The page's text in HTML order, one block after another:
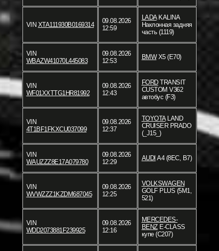
VIN XTA111930B0169314
09.08.2026
12:59
LADAKALINA
Наклонная задняя
часть (1119)
VIN
WBAZW41070L445083
09.08.2026
12:53
BMWX5 (E70)
VIN
WF01XXTTG1HR81992
09.08.2026
12:43
FORDTRANSIT
CUSTOM V362
автобус (F3)
VIN
4T1BF1FKXCU037099
09.08.2026
12:37
TOYOTALAND
CRUISER PRADO
(_J15_)
VIN
WAUZZZ8E17A079780
09.08.2026
12:29
AUDI A4 (8EC, B7)
VIN
WVWZZZ1KZDM687045
09.08.2026
12:25
VOLKSWAGEN
GOLF PLUS (5M1,
521)
VIN
WDD2073881F239925
09.08.2026
12:16
MERCEDES-
BENZE-CLASS
купе (C207)